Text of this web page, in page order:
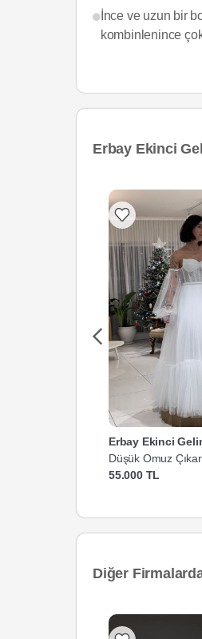
İnce ve uzun bir
kombinlenince
Erbay Ekinci
Erbay Ekinci
Düşük Omuz
Gelinlik
55.000 TL
Diğer